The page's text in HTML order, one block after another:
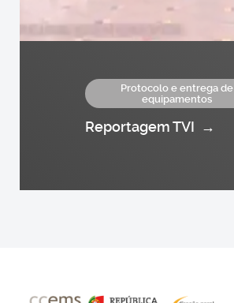
Protocolo e entrega de
equipamentos
Reportagem TVI →